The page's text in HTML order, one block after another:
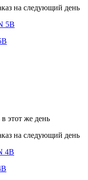
на следующий день
в этот же день
на следующий день